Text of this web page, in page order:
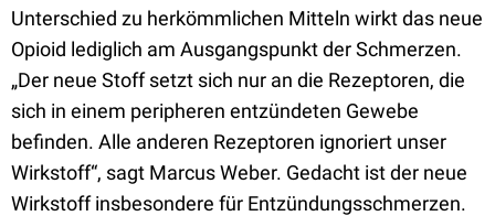
Unterschied zu herkömmlichen Mitteln wirkt das neue
Opioid lediglich am Ausgangspunkt der Schmerzen.
„Der neue Stoff setzt sich nur an die Rezeptoren, die
sich in einem peripheren entzündeten Gewebe
befinden. Alle anderen Rezeptoren ignoriert unser
Wirkstoff“, sagt Marcus Weber. Gedacht ist der neue
Wirkstoff insbesondere für Entzündungsschmerzen.